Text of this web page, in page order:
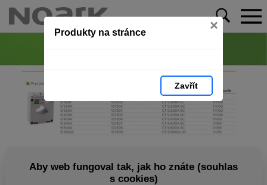
Produkty na stránce ×
Zavřít
Aby web fungoval tak, jak ho znáte (souhlas
s cookies)